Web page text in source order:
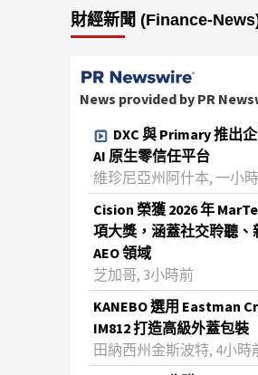
財經新聞 (Finance-
News provided by PR
DXC 與 Primary 推出
AI 原生零信任平台
維珍尼亞州阿什本, 一小
Cision 榮獲 2026 年
項大獎，涵蓋社交聆聽、
AEO 領域
芝加哥, 3小時前
KANEBO 選用 Eastman
IM812 打造高級外蓋包裝
田納西州金斯波特, 4小時